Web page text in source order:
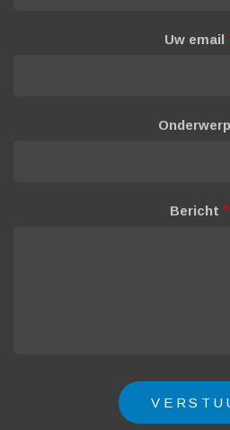
Uw email
Onderwerp
Bericht